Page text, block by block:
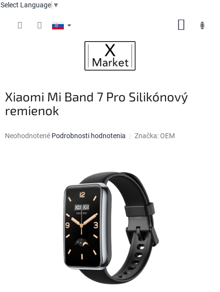
Select Language ▼
Xiaomi Mi Band 7 Pro Silikónový
remienok
Priemerné
Neohodnotené Podrobnosti hodnotenia Značka: OEM